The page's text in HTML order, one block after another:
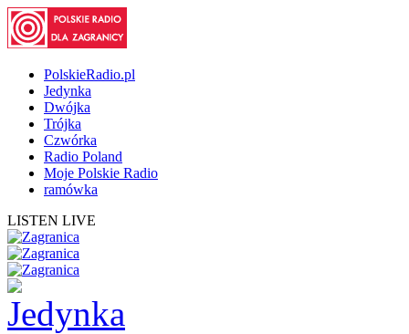
PolskieRadio.pl
Jedynka
Dwójka
Trójka
Czwórka
Radio Poland
Moje Polskie Radio
ramówka
LISTEN LIVE